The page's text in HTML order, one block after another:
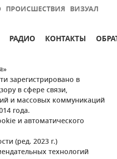
ПРОИСШЕСТВИЯ ВИЗУАЛ
РАДИО КОНТАКТЫ
зарегистрировано в
в сфере связи,
и массовых коммуникаций
года.
и автоматического
(ред. 2023 г.)
технологий